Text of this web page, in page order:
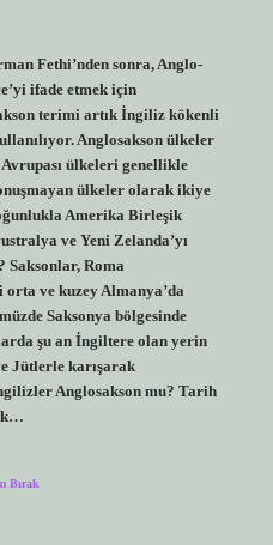
Fethi’nden sonra, Anglo-
ifade etmek için
terimi artık İngiliz kökenli
Anglosakson ülkeler
ülkeleri genellikle
ülkeler olarak ikiye
Amerika Birleşik
ve Yeni Zelanda’yı
Roma
ve kuzey Almanya’da
Saksonya bölgesinde
şu an İngiltere olan yerin
Jütlerle karışarak
Anglosakson mu? Tarih
Bırak